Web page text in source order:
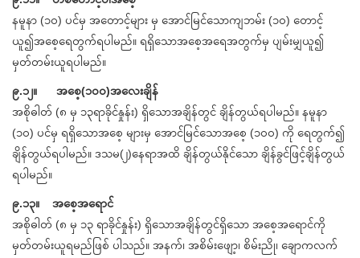
နမူနာ (၁၀) ပင်မှ အတောင့်များ မှ အောင်မြင်သောကျဘမ်း (၁၀) တောင့်
ယူ၍အစေ့ရေတွက်ရပါမည်။ ရရှိသောအစေ့အရေအတွက်မှ ပျမ်းမျှယူ၍
မှတ်တမ်းယူရပါမည်။
၉.၁၂။ အစေ့(၁၀၀)အလေးချိန်
အစိုဓါတ် (၈ မှ ၁၃ရာခိုင်နှုန်း) ရှိသောအချိန်တွင် ချိန်တွယ်ရပါမည်။ နမူနာ
(၁၀) ပင်မှ ရရှိသောအစေ့ များမှ အောင်မြင်သောအစေ့ (၁၀၀) ကို ရေတွက်၍
ချိန်တွယ်ရပါမည်။ ဒသမ(၂)နေရာအထိ ချိန်တွယ်နိုင်သော ချိန်ခွင်ဖြင့်ချိန်တွယ်
ရပါမည်။
၉.၁၃။ အစေ့အရောင်
အစိုဓါတ် (၈ မှ ၁၃ ရာခိုင်နှုန်း) ရှိသောအချိန်တွင်ရှိသော အစေ့အရောင်ကို
မှတ်တမ်းယူရမည်ဖြစ် ပါသည်။ အနက်၊ အစိမ်းဖျော့၊ စိမ်းညို၊ ချောကလက်